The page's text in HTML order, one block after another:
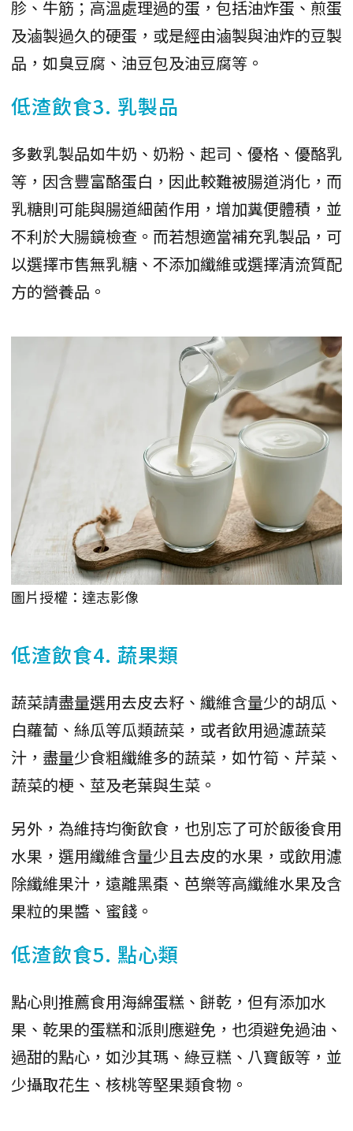
胗、牛筋；高溫處理過的蛋，包括油炸蛋、煎蛋
及滷製過久的硬蛋，或是經由滷製與油炸的豆製
品，如臭豆腐、油豆包及油豆腐等。
低渣飲食3. 乳製品
多數乳製品如牛奶、奶粉、起司、優格、優酪乳
等，因含豐富酪蛋白，因此較難被腸道消化，而
乳糖則可能與腸道細菌作用，增加糞便體積，並
不利於大腸鏡檢查。而若想適當補充乳製品，可
以選擇市售無乳糖、不添加纖維或選擇清流質配
方的營養品。
圖片授權：達志影像
低渣飲食4. 蔬果類
蔬菜請盡量選用去皮去籽、纖維含量少的胡瓜、
白蘿蔔、絲瓜等瓜類蔬菜，或者飲用過濾蔬菜
汁，盡量少食粗纖維多的蔬菜，如竹筍、芹菜、
蔬菜的梗、莖及老葉與生菜。
另外，為維持均衡飲食，也別忘了可於飯後食用
水果，選用纖維含量少且去皮的水果，或飲用濾
除纖維果汁，遠離黑棗、芭樂等高纖維水果及含
果粒的果醬、蜜餞。
低渣飲食5. 點心類
點心則推薦食用海綿蛋糕、餅乾，但有添加水
果、乾果的蛋糕和派則應避免，也須避免過油、
過甜的點心，如沙其瑪、綠豆糕、八寶飯等，並
少攝取花生、核桃等堅果類食物。